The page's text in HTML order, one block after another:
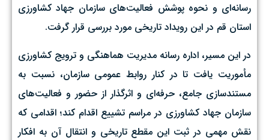
رسانه‌ای و نحوه پوشش فعالیت‌های سازمان جهاد کشاورزی
استان قم در این رویداد تاریخی مورد بررسی قرار گرفت.
در این مسیر، اداره رسانه مدیریت هماهنگی و ترویج کشاورزی
مأموریت یافت تا در کنار روابط عمومی سازمان، نسبت به
مستندسازی جامع، حرفه‌ای و اثرگذار از حضور و فعالیت‌های
سازمان جهاد کشاورزی در مراسم تشییع اقدام کند؛ اقدامی که
نقش مهمی در ثبت این مقطع تاریخی و انتقال آن به افکار